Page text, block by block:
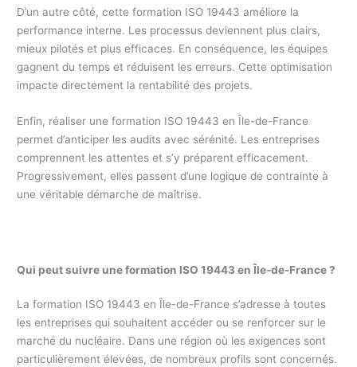
D’un autre côté, cette formation ISO 19443 améliore la
performance interne. Les processus deviennent plus clairs,
mieux pilotés et plus efficaces. En conséquence, les équipes
gagnent du temps et réduisent les erreurs. Cette optimisation
impacte directement la rentabilité des projets.
Enfin, réaliser une formation ISO 19443 en Île-de-France
permet d’anticiper les audits avec sérénité. Les entreprises
comprennent les attentes et s’y préparent efficacement.
Progressivement, elles passent d’une logique de contrainte à
une véritable démarche de maîtrise.
Qui peut suivre une formation ISO 19443 en Île-de-France ?
La formation ISO 19443 en Île-de-France s’adresse à toutes
les entreprises qui souhaitent accéder ou se renforcer sur le
marché du nucléaire. Dans une région où les exigences sont
particulièrement élevées, de nombreux profils sont concernés.